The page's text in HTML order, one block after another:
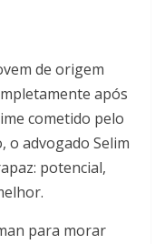
de origem
após
cometido pelo
o advogado Selim
potencial,
para morar